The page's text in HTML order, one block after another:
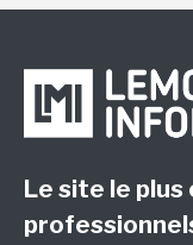
Le site le plus